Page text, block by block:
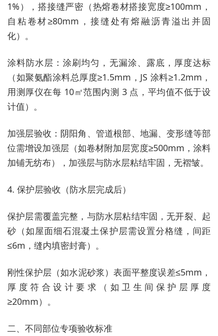
1%），搭接缝严密（热熔卷材搭接宽度≥100mm，
自粘卷材≥80mm，接缝处有熔融沥青溢出并固
化）。
涂料防水层：涂刷均匀，无漏涂、露底，厚度达标
（如聚氨酯涂料总厚度≥1.5mm，JS 涂料≥1.2mm，
用测厚仪在每 10㎡范围内测 3 点，平均值不低于设
计值）。
加强层验收：阴阳角、管道根部、地漏、变形缝等部
位需增设加强层（如卷材附加层宽度≥500mm，涂料
加铺无纺布），加强层与防水层粘结牢固，无褶皱。
4. 保护层验收（防水层完成后）
保护层需覆盖完整，与防水层粘结牢固，无开裂、起
砂（如屋面细石混凝土保护层需设置分格缝，间距
≤6m，缝内填密封膏）。
刚性保护层（如水泥砂浆）表面平整度误差≤5mm，
厚度符合设计要求（如卫生间保护层厚度
≥20mm）。
二、不同部位专项验收标准